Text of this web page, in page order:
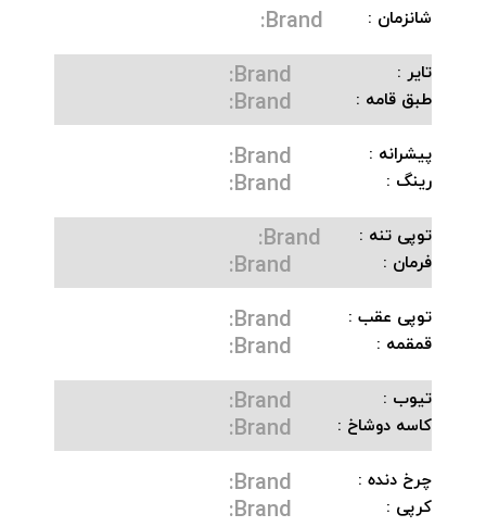
شانزمان : Brand:
تایر : Brand:
طبق قامه : Brand:
پیشرانه : Brand:
رینگ : Brand:
توپی تنه : Brand:
فرمان : Brand:
توپی عقب : Brand:
قمقمه : Brand:
تیوب : Brand:
کاسه دوشاخ : Brand:
چرخ دنده : Brand:
کرپی : Brand: